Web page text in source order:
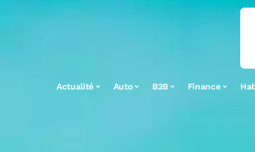
Actualité Auto B2B Finance